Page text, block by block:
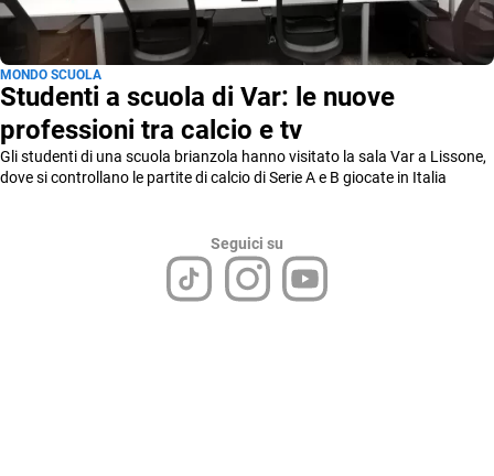
MONDO SCUOLA
Studenti a scuola di Var: le nuove
professioni tra calcio e tv
Gli studenti di una scuola brianzola hanno visitato la sala Var a Lissone,
dove si controllano le partite di calcio di Serie A e B giocate in Italia
Seguici su